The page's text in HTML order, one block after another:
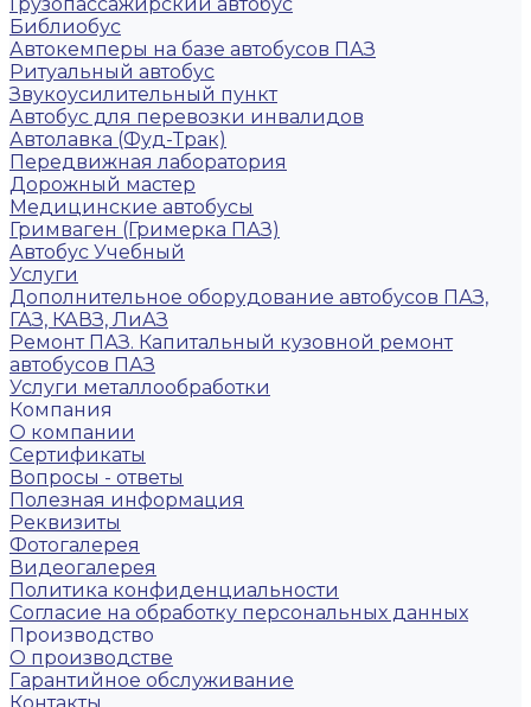
Библиобус
Автокемперы на базе автобусов ПАЗ
Ритуальный автобус
Звукоусилительный пункт
Автобус для перевозки инвалидов
Автолавка (Фуд-Трак)
Передвижная лаборатория
Дорожный мастер
Медицинские автобусы
Гримваген (Гримерка ПАЗ)
Автобус Учебный
Услуги
Дополнительное оборудование автобусов ПАЗ,
ГАЗ, КАВЗ, ЛиАЗ
Ремонт ПАЗ. Капитальный кузовной ремонт
автобусов ПАЗ
Услуги металлообработки
Компания
О компании
Сертификаты
Вопросы - ответы
Полезная информация
Реквизиты
Фотогалерея
Видеогалерея
Политика конфиденциальности
Согласие на обработку персональных данных
Производство
О производстве
Гарантийное обслуживание